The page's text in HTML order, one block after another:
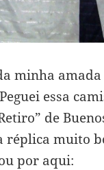
minha
essa
de
réplica muito
por aqui: